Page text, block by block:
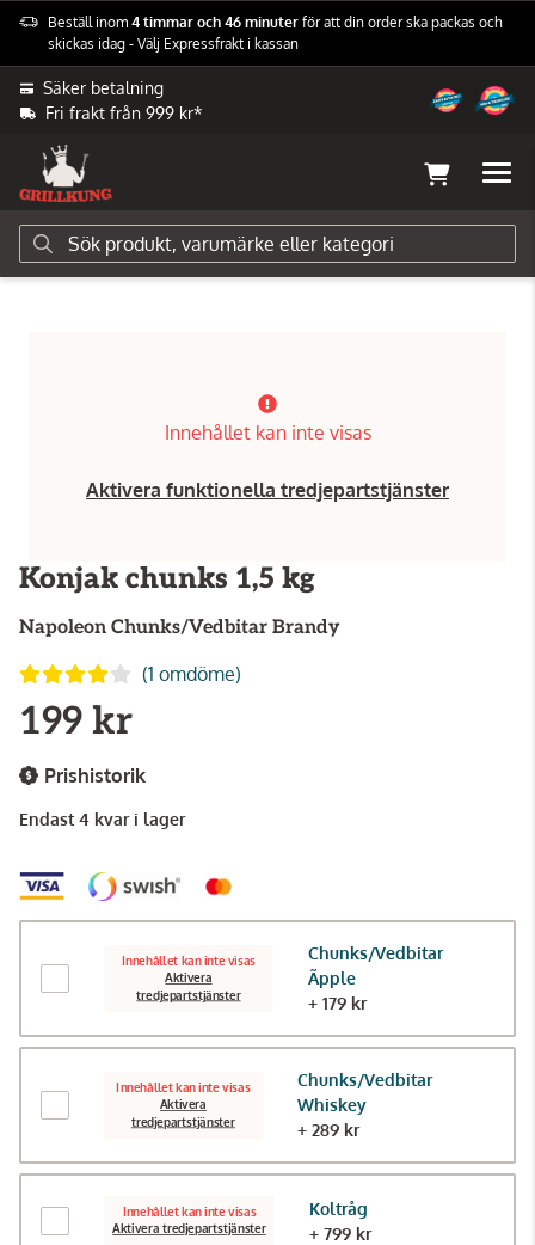
Beställ inom 4 timmar och 46 minuter för att din order ska packas och
skickas idag - Välj Expressfrakt i kassan
Säker betalning
Fri frakt från 999 kr*
Grilltillbehör Grillkol & Rök-tillbehör Ved/chunks
Innehållet kan inte visas
Aktivera funktionella tredjepartstjänster
Konjak chunks 1,5 kg
Napoleon Chunks/Vedbitar Brandy
(1 omdöme)
199 kr
Prishistorik
Endast 4 kvar i lager
Innehållet kan inte visas
Aktivera
tredjepartstjänster
Chunks/Vedbitar
Ãpple
+ 179 kr
Innehållet kan inte visas
Aktivera
tredjepartstjänster
Chunks/Vedbitar
Whiskey
+ 289 kr
Innehållet kan inte visas
Aktivera tredjepartstjänster
Koltråg
+ 799 kr